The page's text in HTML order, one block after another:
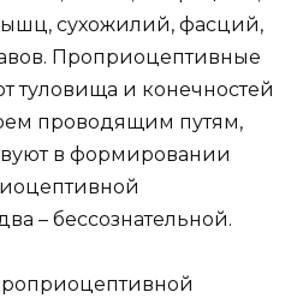
сухожилий, фасций,
Проприоцептивные
туловища и конечностей
проводящим путям,
в формировании
– бессознательной.